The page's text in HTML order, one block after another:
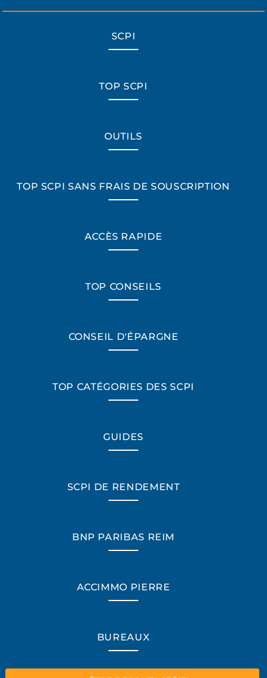
“Excellent”, 165 avis
SCPI
TOP SCPI
OUTILS
TOP SCPI SANS FRAIS DE SOUSCRIPTION
ACCÈS RAPIDE
TOP CONSEILS
CONSEIL D'ÉPARGNE
TOP CATÉGORIES DES SCPI
GUIDES
SCPI DE RENDEMENT
BNP PARIBAS REIM
ACCIMMO PIERRE
BUREAUX